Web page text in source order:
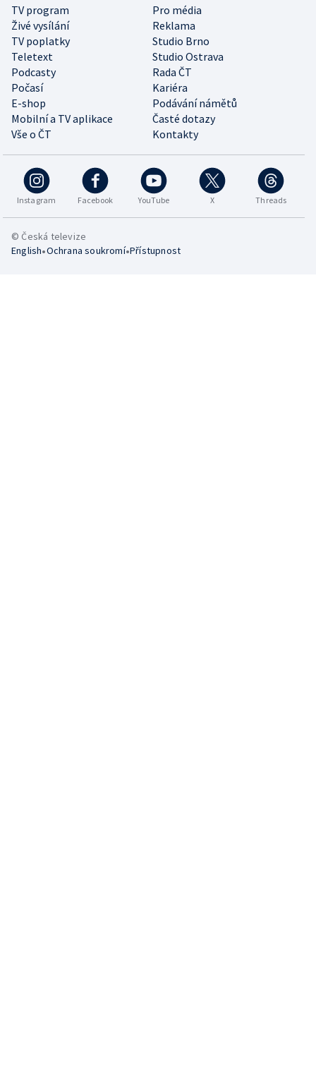
TV program
Pro média
Živé vysílání
Reklama
TV poplatky
Studio Brno
Teletext
Studio Ostrava
Podcasty
Rada ČT
Počasí
Kariéra
E-shop
Podávání námětů
Mobilní a TV aplikace
Časté dotazy
Vše o ČT
Kontakty
Instagram Facebook YouTube X Threads
© Česká televize
English•Ochrana soukromí•Přístupnost